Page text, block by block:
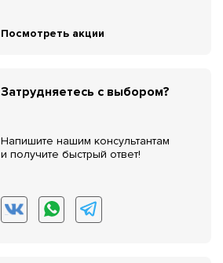
Посмотреть акции
Затрудняетесь с выбором?
Напишите нашим консультантам
и получите быстрый ответ!